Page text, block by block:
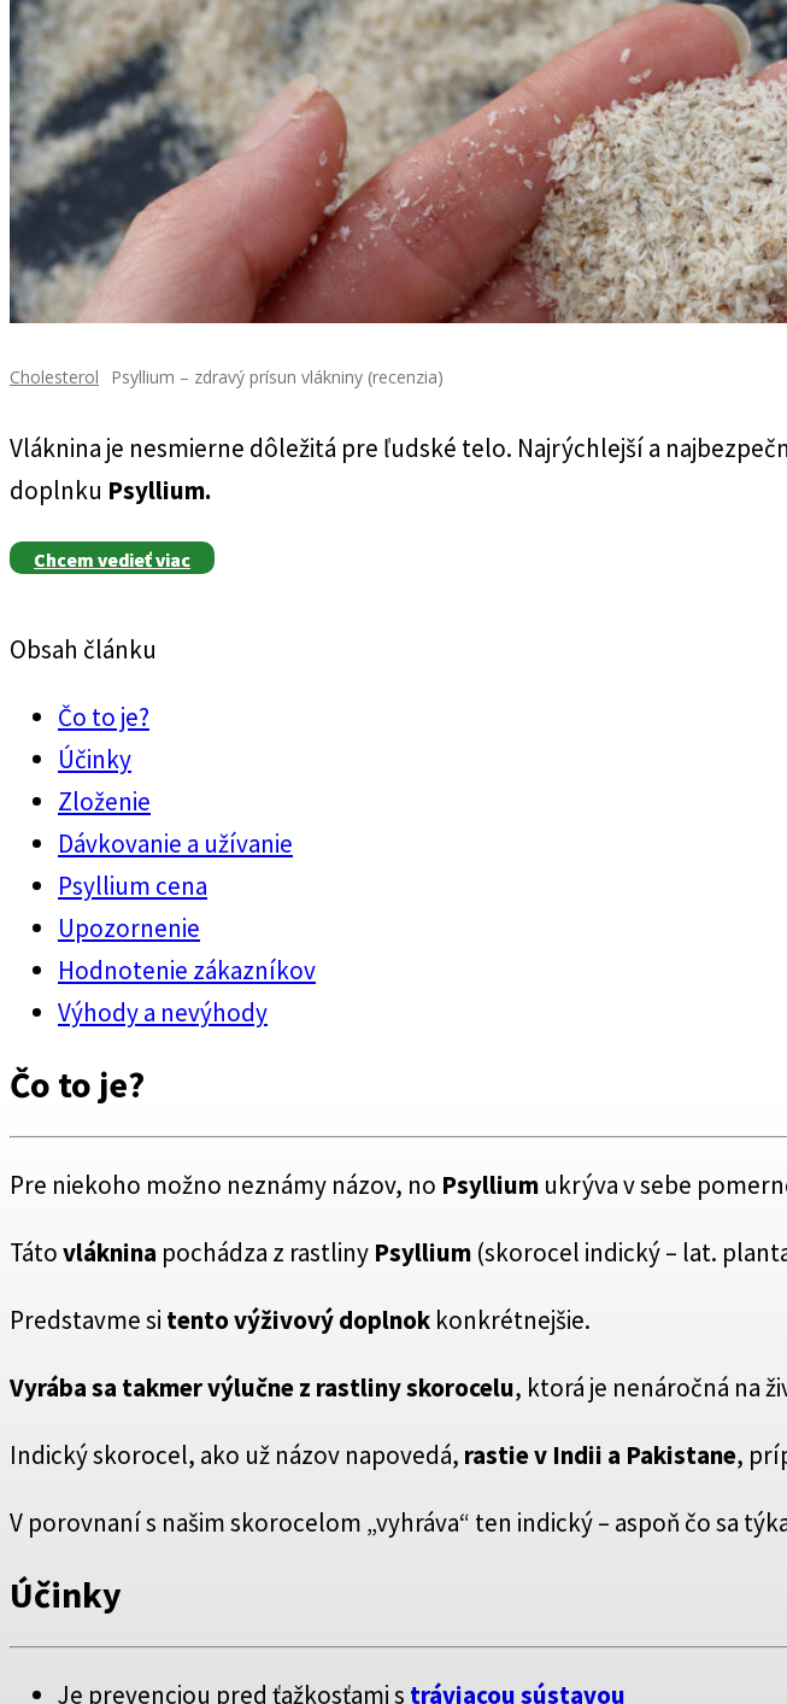
Cholesterol Psyllium – zdravý prísun vlákniny (recenzia)
Vláknina je nesmierne dôležitá pre ľudské telo. Najrýchlejší a
doplnku Psyllium.
Chcem vedieť viac
Obsah článku
Čo to je?
Účinky
Zloženie
Dávkovanie a užívanie
Psyllium cena
Upozornenie
Hodnotenie zákazníkov
Výhody a nevýhody
Čo to je?
Pre niekoho možno neznámy názov, no Psyllium ukrýva v sebe
Tátovláknina pochádza z rastliny Psyllium (skorocel indický – lat.
Predstavme si tento výživový doplnok konkrétnejšie.
Vyrába sa takmer výlučne z rastliny skorocelu, ktorá je nenáročná na
Indický skorocel, ako už názov napovedá, rastie v Indii a Pakistane,
V porovnaní s našim skorocelom „vyhráva“ ten indický – aspoň čo sa
Účinky
Je prevenciou pred ťažkosťami s tráviacou sústavou